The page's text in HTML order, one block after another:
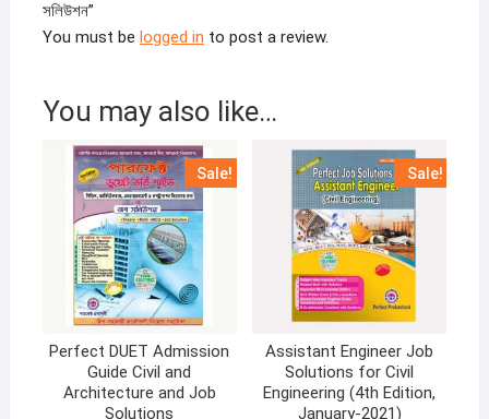
সলিউশন”
You must be logged in to post a review.
You may also like…
Sale!
Perfect DUET Admission
Guide Civil and
Architecture and Job
Solutions
Sale!
Assistant Engineer Job
Solutions for Civil
Engineering (4th Edition,
January-2021)